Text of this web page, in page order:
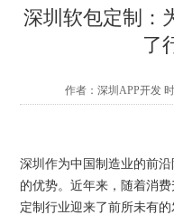
深圳软包定制：
了
作者：深圳APP开发 时
深圳作为中国制造业的前
的优势。近年来，随着消
定制行业迎来了前所未有